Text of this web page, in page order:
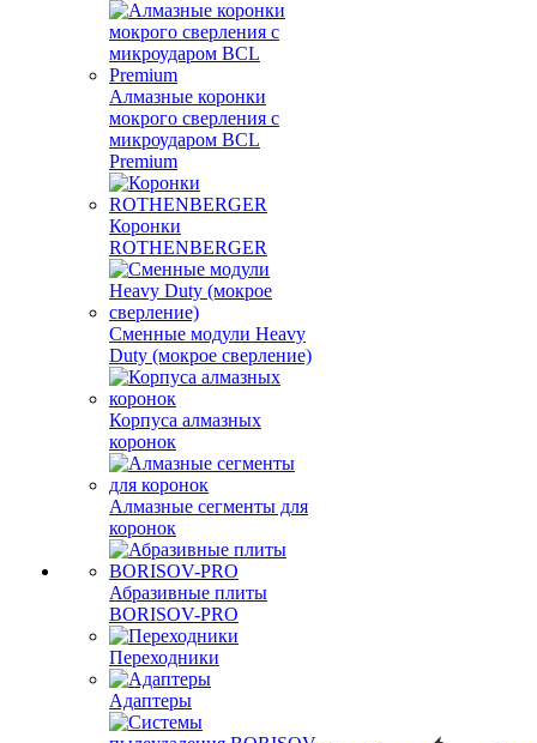
Алмазные коронки
мокрого сверления с
микроударом BCL
Premium
Коронки
ROTHENBERGER
Сменные модули Heavy
Duty (мокрое сверление)
Корпуса алмазных
коронок
Алмазные сегменты для
коронок
Абразивные плиты
BORISOV-PRO
Переходники
Адаптеры